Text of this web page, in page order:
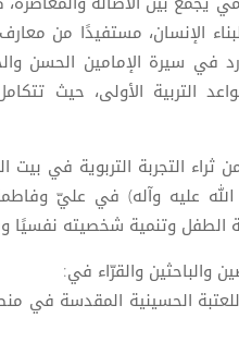
الإنسان، مستفيدًا من
في سيرة الإمامين الحسن
التربية الأولى، حيث
ثراء التجربة التربوية في
عليه وآله) في عليّ
وتنمية شخصيته نفسيًا
والباحثين والقرّاء في:
للعتبة الحسينية المقدسة في